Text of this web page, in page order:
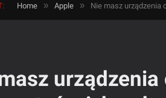
Home » Apple » Nie masz urządzenia
urządzenia